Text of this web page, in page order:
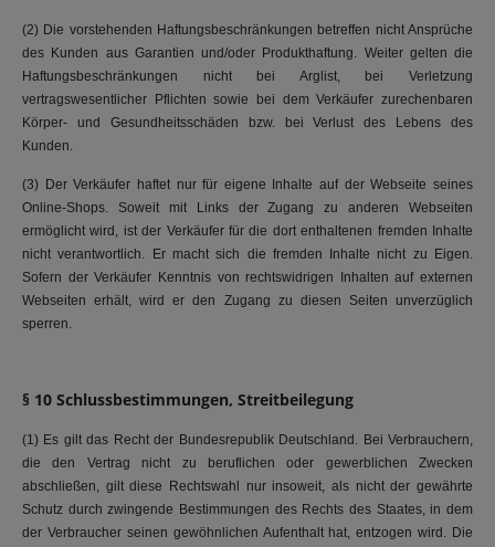
(2) Die vorstehenden Haftungsbeschränkungen betreffen nicht Ansprüche
des Kunden aus Garantien und/oder Produkthaftung. Weiter gelten die
Haftungsbeschränkungen nicht bei Arglist, bei Verletzung
vertragswesentlicher Pflichten sowie bei dem Verkäufer zurechenbaren
Körper- und Gesundheitsschäden bzw. bei Verlust des Lebens des
Kunden.
(3) Der Verkäufer haftet nur für eigene Inhalte auf der Webseite seines
Online-Shops. Soweit mit Links der Zugang zu anderen Webseiten
ermöglicht wird, ist der Verkäufer für die dort enthaltenen fremden Inhalte
nicht verantwortlich. Er macht sich die fremden Inhalte nicht zu Eigen.
Sofern der Verkäufer Kenntnis von rechtswidrigen Inhalten auf externen
Webseiten erhält, wird er den Zugang zu diesen Seiten unverzüglich
sperren.
§ 10 Schlussbestimmungen, Streitbeilegung
(1) Es gilt das Recht der Bundesrepublik Deutschland. Bei Verbrauchern,
die den Vertrag nicht zu beruflichen oder gewerblichen Zwecken
abschließen, gilt diese Rechtswahl nur insoweit, als nicht der gewährte
Schutz durch zwingende Bestimmungen des Rechts des Staates, in dem
der Verbraucher seinen gewöhnlichen Aufenthalt hat, entzogen wird. Die